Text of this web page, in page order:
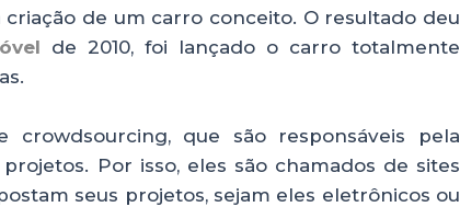
de um carro conceito. O resultado deu
de 2010, foi lançado o carro totalmente
crowdsourcing, que são responsáveis pela
Por isso, eles são chamados de sites
seus projetos, sejam eles eletrônicos ou